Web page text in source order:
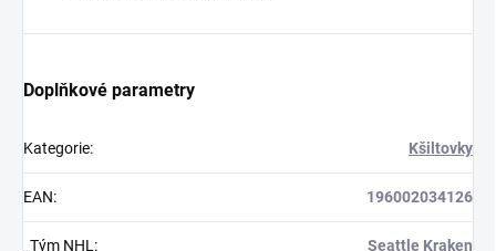
Doplňkové parametry
Kategorie: Kšiltovky
EAN: 196002034126
_Tým NHL : Seattle Kraken